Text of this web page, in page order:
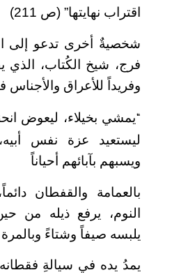
اقتراب نهايتها” (ص 211)
شخصيةٌ أخرى تدعو إلى
فرج، شيخ الكُتاب، الذي
وفريداً للأعراق والأجناس
يمشي بخيلاء، ليعوض
ليستعيد عزة نفس أبيه،
ويسبهم بآبائهم أحياناً
بالعمامة والقفطان
النوم، يرفع ذيله من
يلبسه صيفاً وشتاءً
يمدُ يده في سيالةِ